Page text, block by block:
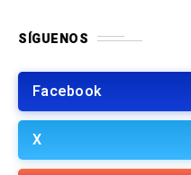
SÍGUENOS
Facebook
X